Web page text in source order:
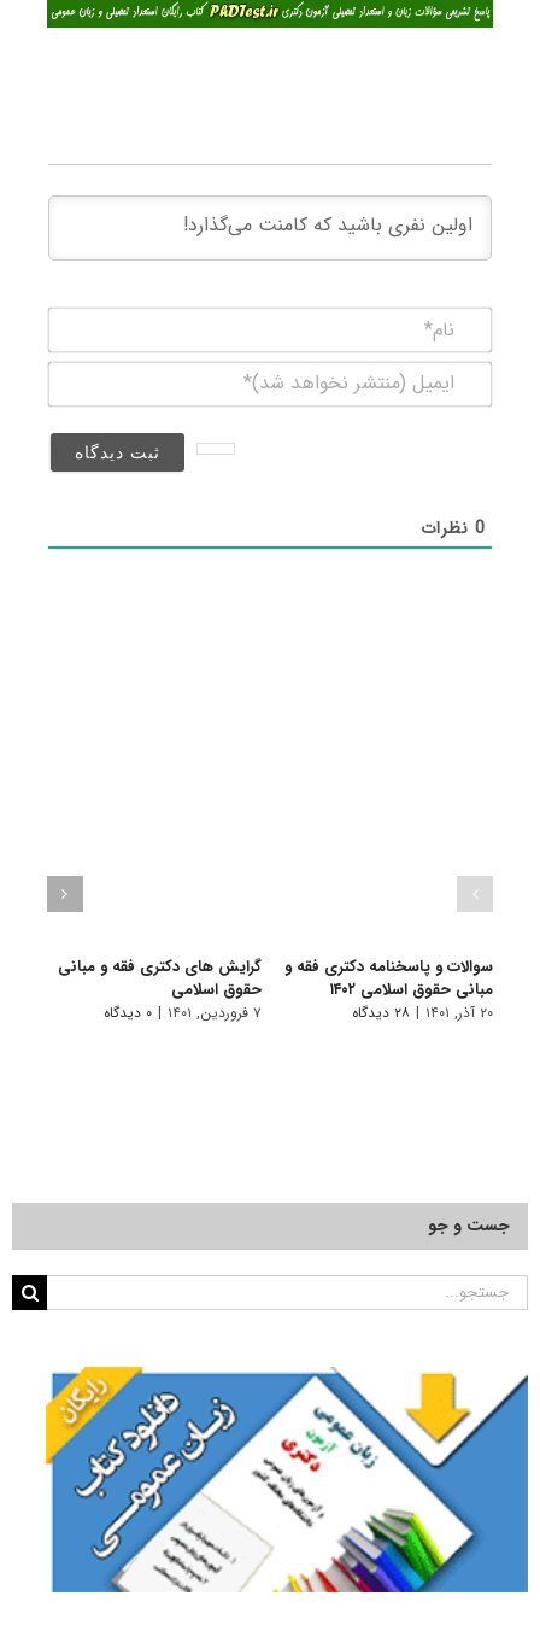
(منتشر
0نظرات
سوالات و پاسخنامه دکتری فقه و
مبانی حقوق اسلامی ۱۴۰۲
۲۰ آذر, ۱۴۰۱ | ۲۸ دیدگاه
گرایش های دکتری ﻓﻘﻪ و ﻣﺒﺎنی
ﺣﻘﻮق اﺳﻼمی
۷ فروردین, ۱۴۰۱ | ۰ دیدگاه
جست و جو
جستجو